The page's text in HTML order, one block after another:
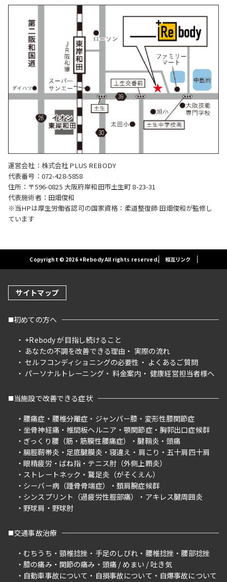
運営会社：株式会社 PLUS REBODY
代表番号：072-428-5858
住所：〒596-0825 大阪府岸和田市土生町 8-23-31
代表施術者：田畑俊和
※当HPは厚生労働省認可の国家資格：柔道整復師 田畑俊和が監修し
ています
Copyright © 2026 +Rebody All rights reserved. 相互リンク
サイトマップ
初めての方へ
+Rebody が目指し続けること
あなたの不調を改善できる理由
実際の流れ
セルフコンディショニングの必要性
よくあるご質問
パーソナルトレーニング
料金案内 健康経営担当者様へ
当施設で改善できる症状
腰痛症
腰椎分離症 ジャンパー膝
変形性膝関節症
坐骨神経痛
椎間板ヘルニア 顎関節症
胸郭出口症候群
ぎっくり腰（筋・筋膜性腰痛症）
腱鞘炎
頭痛
腸脛靭帯炎
足底腱膜炎 寝違え 肩こり
五十肩四十肩
眼精疲労
ばね指
テニス肘（外側上顆炎）
ストレートネック
鵞足炎（がそくえん）
シーバー病（踵骨骨端症）
頚肩腕症候群
シンスプリント（過疲労性脛部痛）
アキレス腱周囲炎
野球肩
野球肘
交通事故治療
むちうち
頸椎捻挫 手足のしびれ 腰椎捻挫
腰部捻挫
膝の痛み
関節の痛み
頭痛 / めまい / 吐き気
自動車事故について
自損事故について
自爆事故について